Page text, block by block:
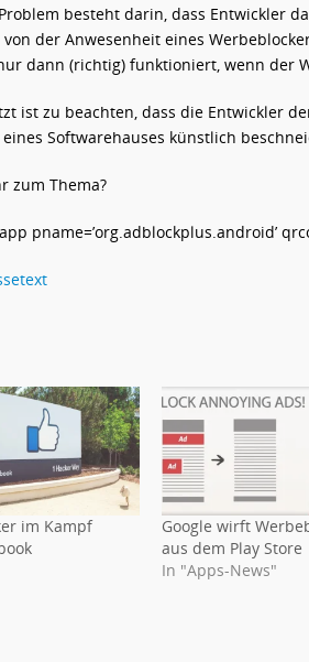
besteht darin, dass Entwickler
der Anwesenheit eines
dann (richtig) funktioniert, wenn der
ist zu beachten, dass die Entwickler
Softwarehauses künstlich
zum Thema?
pname=’org.adblockplus.android’
im Kampf
Google wirft
aus dem Play Store
In "Apps-News"